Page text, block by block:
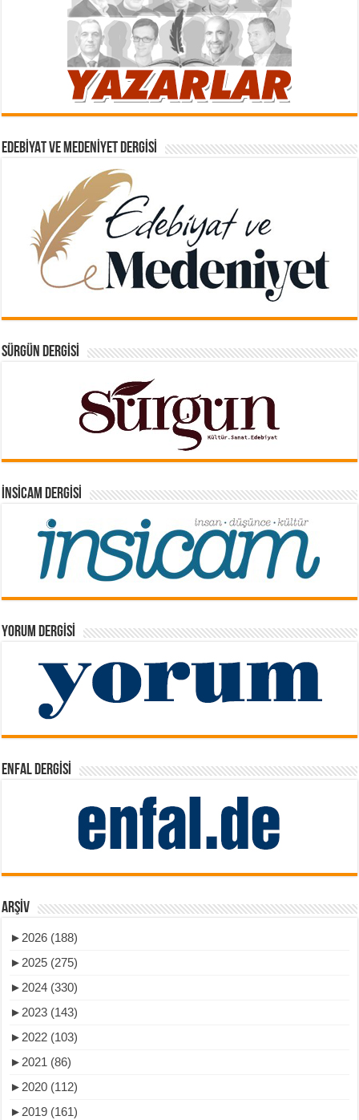
EDEBIYAT VE MEDENIYET DERGISI
SÜRGÜN DERGISI
İNSICAM DERGISI
YORUM DERGISI
ENFAL DERGISI
ARŞIV
► 2026 (188)
► 2025 (275)
► 2024 (330)
► 2023 (143)
► 2022 (103)
► 2021 (86)
► 2020 (112)
► 2019 (161)